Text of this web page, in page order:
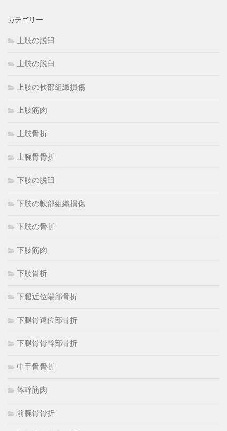
カテゴリー
上肢の脱臼
上肢の脱臼
上肢の軟部組織損傷
上肢筋肉
上肢骨折
上腕骨骨折
下肢の脱臼
下肢の軟部組織損傷
下肢の骨折
下肢筋肉
下肢骨折
下腿近位端部骨折
下腿骨遠位部骨折
下腿骨骨幹部骨折
中手骨骨折
体幹筋肉
前腕骨骨折